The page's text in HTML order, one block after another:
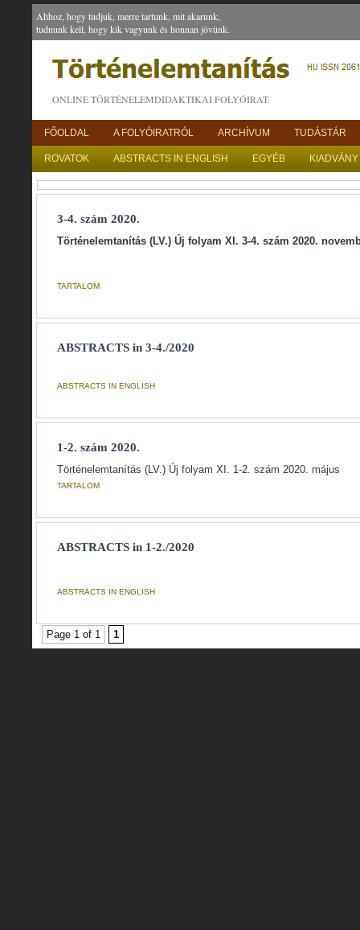
Ahhoz, hogy tudjuk, merre tartunk, mit akarunk,
tudnunk kell, hogy kik vagyunk és honnan jövünk.
ONLINE TÖRTÉNELEMDIDAKTIKAI FOLYÓIRAT.
FŐOLDAL A FOLYÓIRATRÓL ARCHÍVUM TUDÁSTÁR
ROVATOK ABSTRACTS IN ENGLISH EGYÉB
3-4. szám 2020.
Történelemtanítás (LV.) Új folyam XI. 3-4. szám 2020.
TARTALOM
ABSTRACTS in 3-4./2020
ABSTRACTS IN ENGLISH
1-2. szám 2020.
Történelemtanítás (LV.) Új folyam XI. 1-2. szám 2020. május
TARTALOM
ABSTRACTS in 1-2./2020
ABSTRACTS IN ENGLISH
Page 1 of 1 1